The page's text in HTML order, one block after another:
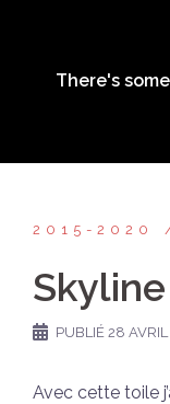
contenuThere's
2015-2020
PUBLIÉ 28
Avec cette toile